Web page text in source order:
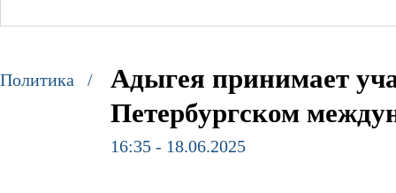
Политика /
Адыгея принимает
Петербургском
16:35 - 18.06.2025